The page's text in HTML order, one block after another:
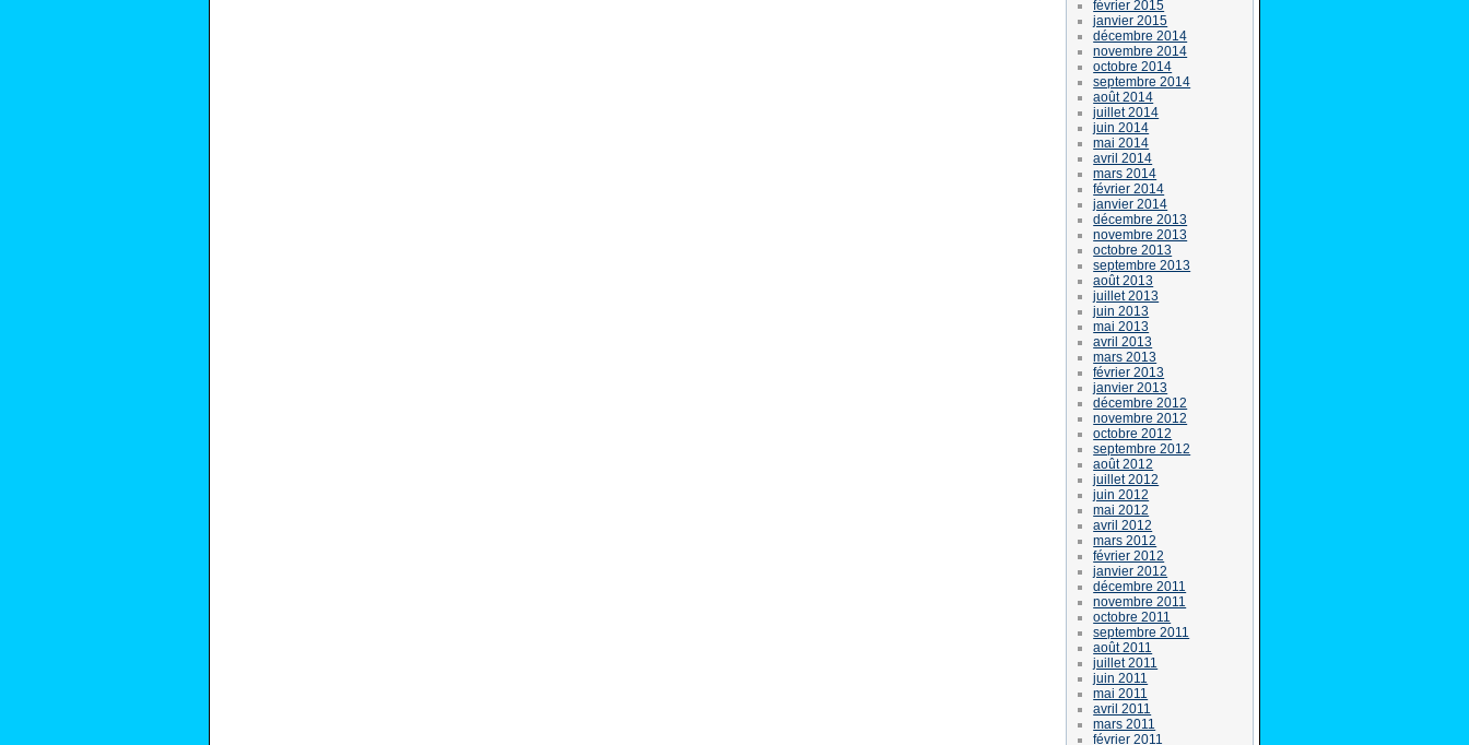
février 2015
janvier 2015
décembre 2014
novembre 2014
octobre 2014
septembre 2014
août 2014
juillet 2014
juin 2014
mai 2014
avril 2014
mars 2014
février 2014
janvier 2014
décembre 2013
novembre 2013
octobre 2013
septembre 2013
août 2013
juillet 2013
juin 2013
mai 2013
avril 2013
mars 2013
février 2013
janvier 2013
décembre 2012
novembre 2012
octobre 2012
septembre 2012
août 2012
juillet 2012
juin 2012
mai 2012
avril 2012
mars 2012
février 2012
janvier 2012
décembre 2011
novembre 2011
octobre 2011
septembre 2011
août 2011
juillet 2011
juin 2011
mai 2011
avril 2011
mars 2011
février 2011